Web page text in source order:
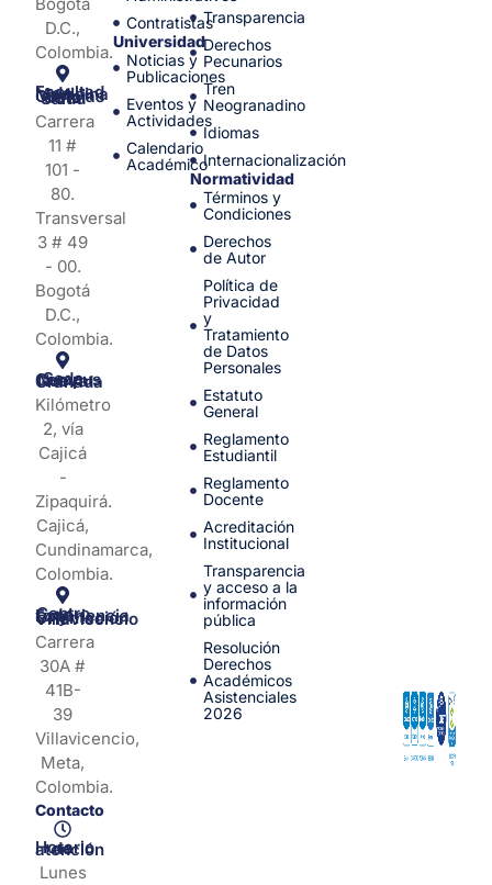
D.C.,
Colombia.
Facultad de Medicina y Ciencias de la Salud
Carrera
11 #
101 -
80.
Transversal
3 # 49
- 00.
Bogotá
D.C.,
Colombia.
Sede Campus Nueva Granada
Kilómetro
2, vía
Cajicá
-
Zipaquirá.
Cajicá,
Cundinamarca,
Colombia.
Centro de Experiencia y Orientación Villavicencio
Carrera
30A #
41B-
39
Villavicencio,
Meta,
Colombia.
Contacto
Horario de atención
Lunes
Contratistas
Universidad
Noticias y
Publicaciones
Eventos y
Actividades
Calendario
Académico
Transparencia
Derechos
Pecunarios
Tren
Neogranadino
Idiomas
Internacionalización
Normatividad
Términos y
Condiciones
Derechos
de Autor
Política de
Privacidad
y
Tratamiento
de Datos
Personales
Estatuto
General
Reglamento
Estudiantil
Reglamento
Docente
Acreditación
Institucional
Transparencia
y acceso a la
información
pública
Resolución
Derechos
Académicos
Asistenciales
2026